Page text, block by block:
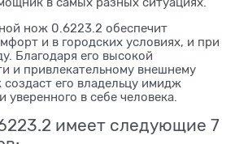
нож 0.6223.2 обеспечит
и в городских условиях, и при
Благодаря его высокой
и привлекательному внешнему
его владельцу имидж
уверенного в себе человека.
имеет следующие 7